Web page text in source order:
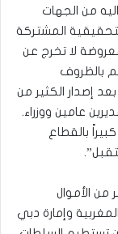
من الجهات
المشتركة
لا تخرج عن
بالظروف
إصدار الكثير من
عامين ووزراء.
بالقطاع
من الأموال
وإمارة دبي